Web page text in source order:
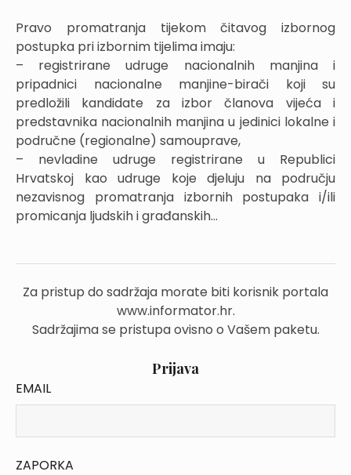
Pravo promatranja tijekom čitavog izbornog
postupka pri izbornim tijelima imaju:
– registrirane udruge nacionalnih manjina i
pripadnici nacionalne manjine-birači koji su
predložili kandidate za izbor članova vijeća i
predstavnika nacionalnih manjina u jedinici lokalne i
područne (regionalne) samouprave,
– nevladine udruge registrirane u Republici
Hrvatskoj kao udruge koje djeluju na području
nezavisnog promatranja izbornih postupaka i/ili
promicanja ljudskih i građanskih...
Za pristup do sadržaja morate biti korisnik portala
www.informator.hr.
Sadržajima se pristupa ovisno o Vašem paketu.
Prijava
EMAIL
ZAPORKA